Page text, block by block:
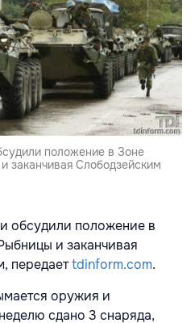
положение в Зоне
заканчивая Слободзейским
обсудили положение в
и заканчивая
передаетtdinform.com.
оружия и
сдано 3 снаряда,